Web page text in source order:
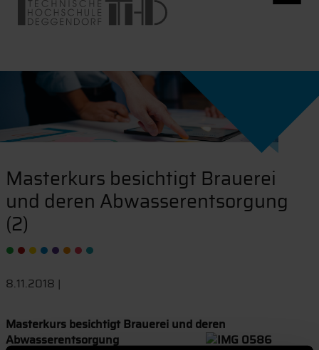
Masterkurs besichtigt Brauerei
und deren Abwasserentsorgung
(2)
8.11.2018 |
Masterkurs besichtigt Brauerei und deren
Abwasserentsorgung